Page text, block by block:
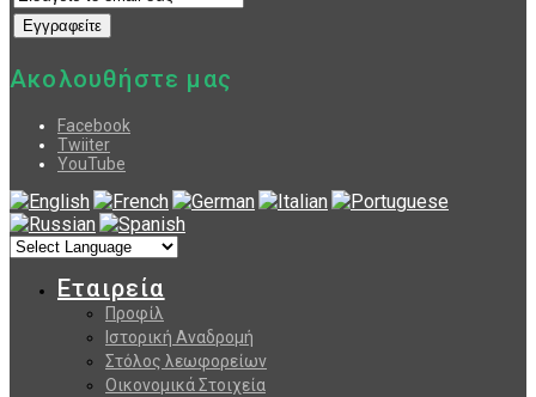
Ακολουθήστε μας
Facebook
Twiiter
YouTube
Εταιρεία
Προφίλ
Ιστορική Αναδρομή
Στόλος λεωφορείων
Οικονομικά Στοιχεία